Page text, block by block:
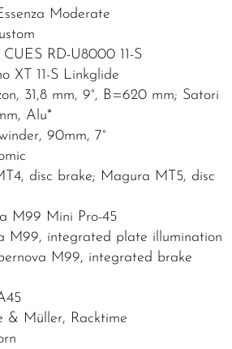
Moderate
RD-U8000 11-S
XT 11-S Linkglide
31,8 mm, 9°, B=620 mm; Satori
Alu*
90mm, 7°
disc brake; Magura MT5, disc
M99 Mini Pro-45
M99, integrated plate illumination
M99, integrated brake
& Müller, Racktime